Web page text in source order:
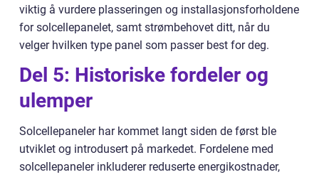
viktig å vurdere plasseringen og installasjonsforholdene
for solcellepanelet, samt strømbehovet ditt, når du
velger hvilken type panel som passer best for deg.
Del 5: Historiske fordeler og
ulemper
Solcellepaneler har kommet langt siden de først ble
utviklet og introdusert på markedet. Fordelene med
solcellepaneler inkluderer reduserte energikostnader,